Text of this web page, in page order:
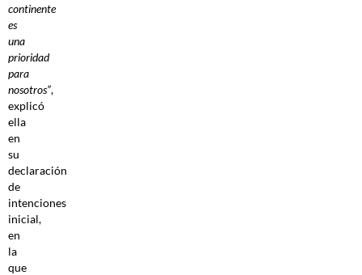
continente
es
una
prioridad
para
nosotros”,
explicó
ella
en
su
declaración
de
intenciones
inicial,
en
la
que